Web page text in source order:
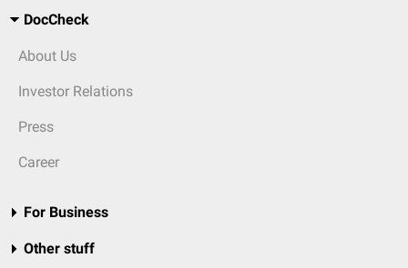
DocCheck
About Us
Investor Relations
Press
Career
For Business
Other stuff